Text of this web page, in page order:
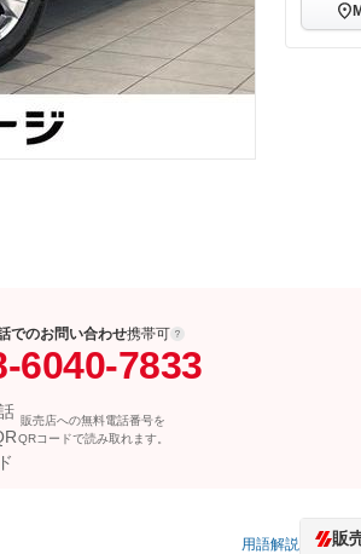
でのお問い合わせ携帯可
6040-7833
販売店への無料電話番号を
QRコードで読み取れます。
用語解説 販